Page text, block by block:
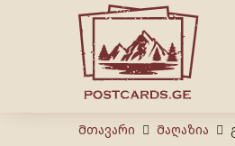
Მთავარი Მაღაზია